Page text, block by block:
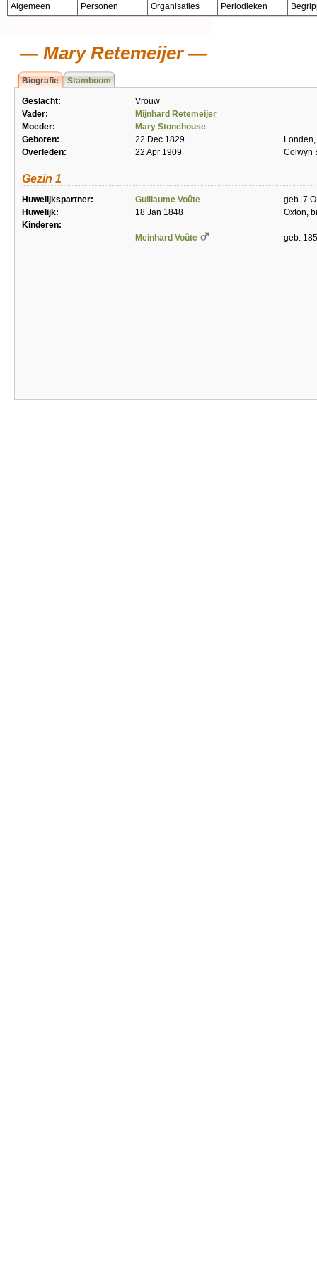
Algemeen Personen Organisaties Periodieken
Mary Retemeijer
Biografie Stamboom
Geslacht:
Vrouw
Vader:
Mijnhard Retemeijer
Moeder:
Mary Stonehouse
Geboren:
22 Dec 1829
Overleden:
22 Apr 1909 Colwyn
Gezin 1
Huwelijkspartner: Guillaume Voûte
geb. 7
Huwelijk:
18 Jan 1848
Oxton,
Kinderen:
Meinhard Voûte
geb.